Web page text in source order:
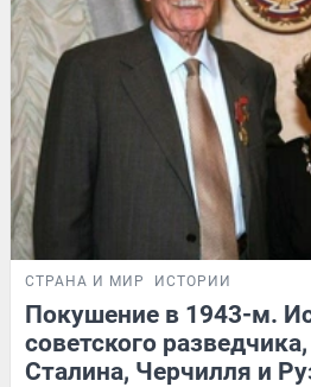
СТРАНА И МИР ИСТОРИИ
Покушение в 1943-м.
советского
Сталина, Черчилля и